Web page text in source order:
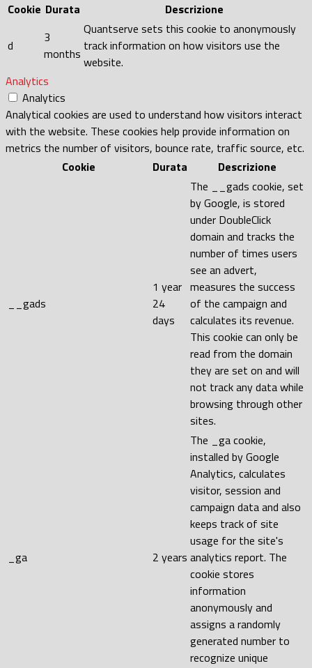
Cookie Durata Descrizione
d
3
months
Quantserve sets this cookie to anonymously
track information on how visitors use the
website.
Analytics
Analytics
Analytical cookies are used to understand how visitors interact
with the website. These cookies help provide information on
metrics the number of visitors, bounce rate, traffic source, etc.
Cookie
Durata Descrizione
__gads
1 year
24
days
The __gads cookie, set
by Google, is stored
under DoubleClick
domain and tracks the
number of times users
see an advert,
measures the success
of the campaign and
calculates its revenue.
This cookie can only be
read from the domain
they are set on and will
not track any data while
browsing through other
sites.
_ga 2 years
The _ga cookie,
installed by Google
Analytics, calculates
visitor, session and
campaign data and also
keeps track of site
usage for the site's
analytics report. The
cookie stores
information
anonymously and
assigns a randomly
generated number to
recognize unique